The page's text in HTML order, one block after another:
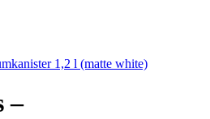
1,2 l (matte white)
–